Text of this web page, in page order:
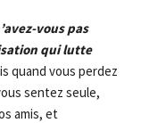
vous pas
qui lutte
quand vous perdez
sentez seule,
amis, et